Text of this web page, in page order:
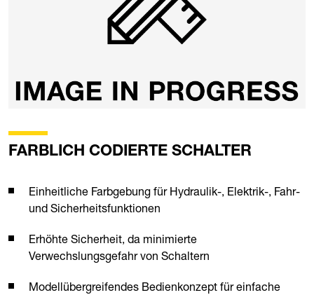
FARBLICH CODIERTE SCHALTER
Einheitliche Farbgebung für Hydraulik-, Elektrik-, Fahr-
und Sicherheitsfunktionen
Erhöhte Sicherheit, da minimierte
Verwechslungsgefahr von Schaltern
Modellübergreifendes Bedienkonzept für einfache